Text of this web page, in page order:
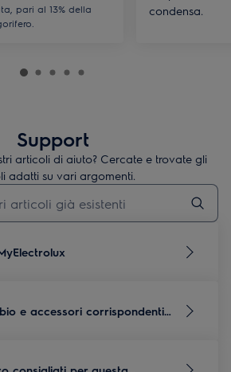
pari al 13% della
condensa.
Support
articoli di aiuto? Cercate e trovate gli
adatti su vari argomenti.
per gli articoli di assistenza
e accessori corrispondenti